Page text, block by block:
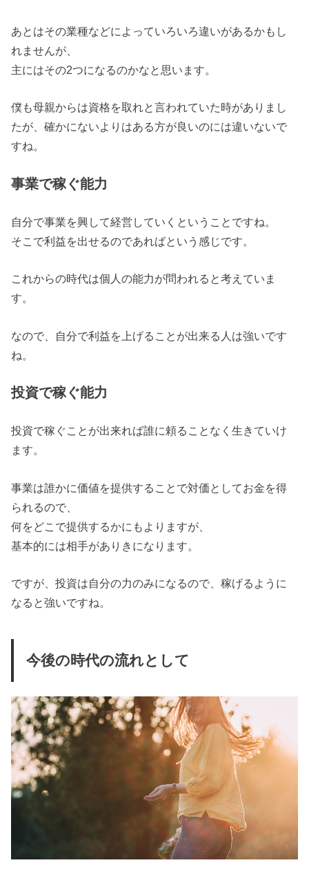
あとはその業種などによっていろいろ違いがあるかもし
れませんが、
主にはその2つになるのかなと思います。
僕も母親からは資格を取れと言われていた時がありまし
たが、確かにないよりはある方が良いのには違いないで
すね。
事業で稼ぐ能力
自分で事業を興して経営していくということですね。
そこで利益を出せるのであればという感じです。
これからの時代は個人の能力が問われると考えていま
す。
なので、自分で利益を上げることが出来る人は強いです
ね。
投資で稼ぐ能力
投資で稼ぐことが出来れば誰に頼ることなく生きていけ
ます。
事業は誰かに価値を提供することで対価としてお金を得
られるので、
何をどこで提供するかにもよりますが、
基本的には相手がありきになります。
ですが、投資は自分の力のみになるので、稼げるように
なると強いですね。
今後の時代の流れとして